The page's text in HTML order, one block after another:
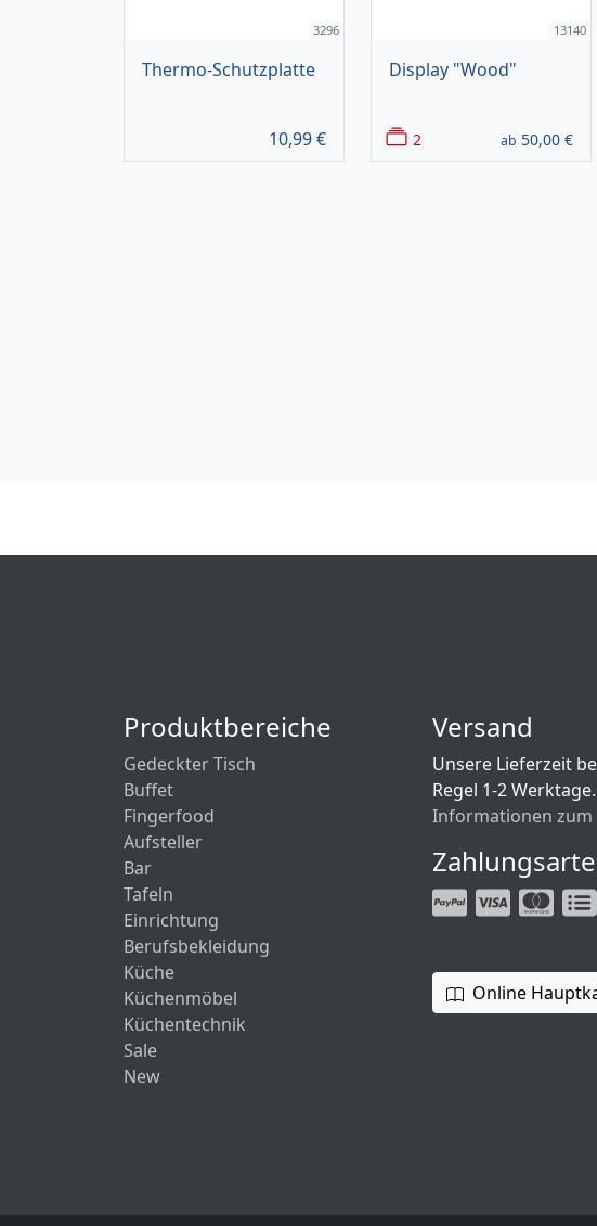
3296
Thermo-Schutzplatte
10,99€
13140
Display "Wood"
2 ab 50,00 €
Produktbereiche
Gedeckter Tisch
Buffet
Fingerfood
Aufsteller
Bar
Tafeln
Einrichtung
Berufsbekleidung
Küche
Küchenmöbel
Küchentechnik
Sale
New
Versand
Unsere Lieferzeit
Regel 1-2 Werktage.
Informationen zum
Online